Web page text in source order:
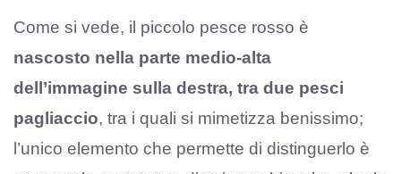
Come si vede, il piccolo pesce rosso è
nascosto nella parte medio-alta
dell’immagine sulla destra, tra due pesci
pagliaccio, tra i quali si mimetizza benissimo;
l’unico elemento che permette di distinguerlo è